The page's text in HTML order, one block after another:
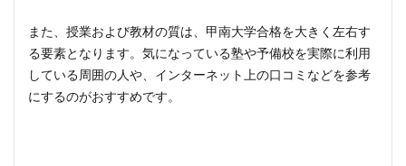
また、授業および教材の質は、甲南大学合格を大きく左右す
る要素となります。気になっている塾や予備校を実際に利用
している周囲の人や、インターネット上の口コミなどを参考
にするのがおすすめです。